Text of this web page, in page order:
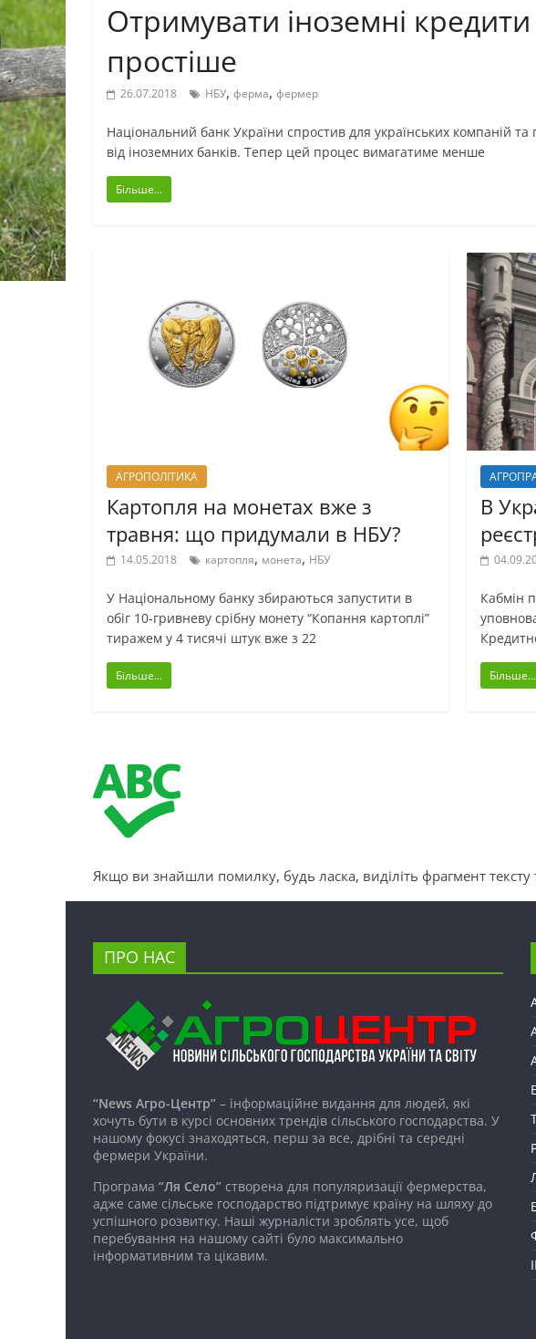
Отримувати іноземні
простіше
26.07.2018 НБУ, ферма, фермер
Національний банк України спростив для українських компаній
від іноземних банків. Тепер цей процес вимагатиме менше
Більше...
АГРОПОЛІТИКА
Картопля на монетах вже з
травня: що придумали в НБУ?
14.05.2018 картопля, монета, НБУ
У Національному банку збираються запустити в
обіг 10-гривневу срібну монету “Копання картоплі”
тиражем у 4 тисячі штук вже з 22
Більше...
В
Кабмін
Більше...
Якщо ви знайшли помилку, будь ласка, виділіть фрагмент тексту
ПРО НАС
“News Агро-Центр” – інформаційне видання для людей, які
хочуть бути в курсі основних трендів сільського господарства. У
нашому фокусі знаходяться, перш за все, дрібні та середні
фермери України.
Програма “Ля Село” створена для популяризації фермерства,
адже саме сільське господарство підтримує країну на шляху до
успішного розвитку. Наші журналісти зроблять усе, щоб
перебування на нашому сайті було максимально
інформативним та цікавим.